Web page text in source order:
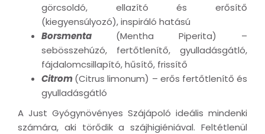
görcsoldó, ellazító és erősítő
(kiegyensúlyozó), inspiráló hatású
Borsmenta (Mentha Piperita) –
sebösszehúzó, fertőtlenítő, gyulladásgátló,
fájdalomcsillapító, hűsítő, frissítő
Citrom(Citrus limonum) – erős fertőtlenítő és
gyulladásgátló
A Just Gyógynövényes Szájápoló ideális mindenki
számára, aki törődik a szájhigiéniával. Feltétlenül